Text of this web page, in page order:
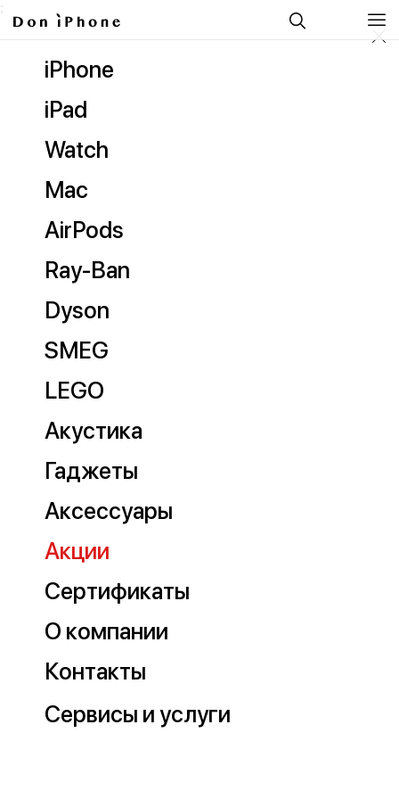
;
Контакты
О компании
Сертификаты
Акции
Аксессуары
Гаджеты
Акустика
Dyson
AirPods
Ray-Ban
LEGO
SMEG
Mac
Watch
iPad
iPhone
Сервисы и услуги